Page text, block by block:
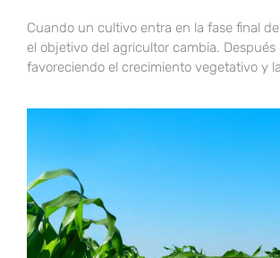
Cuando un cultivo entra en la fase final
el objetivo del agricultor cambia. Después
favoreciendo el crecimiento vegetativo y la